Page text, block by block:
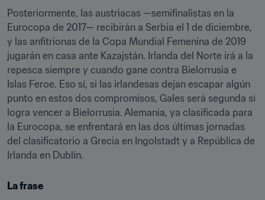
Posteriormente, las austriacas —semifinalistas en la
Eurocopa de 2017— recibirán a Serbia el 1 de diciembre,
y las anfitrionas de la Copa Mundial Femenina de 2019
jugarán en casa ante Kazajstán. Irlanda del Norte irá a la
repesca siempre y cuando gane contra Bielorrusia e
Islas Feroe. Eso sí, si las irlandesas dejan escapar algún
punto en estos dos compromisos, Gales será segunda si
logra vencer a Bielorrusia. Alemania, ya clasificada para
la Eurocopa, se enfrentará en las dos últimas jornadas
del clasificatorio a Grecia en Ingolstadt y a República de
Irlanda en Dublín.
La frase